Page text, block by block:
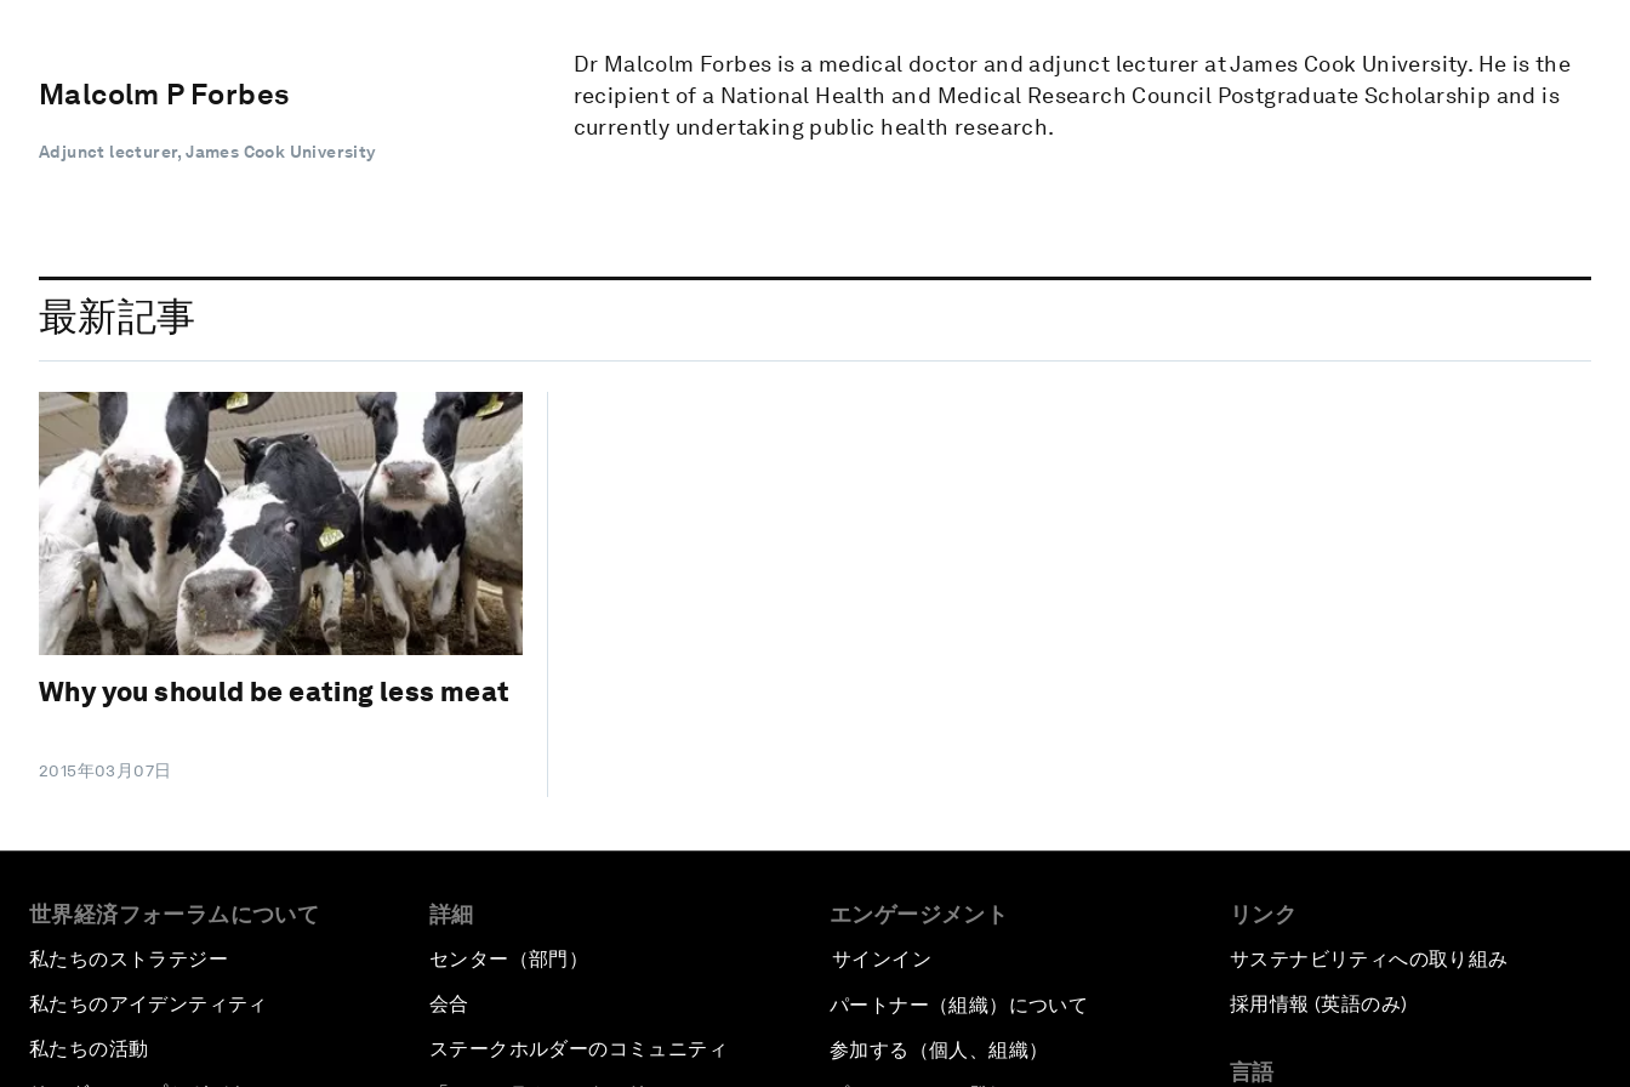
Malcolm P Forbes
Adjunct lecturer, James Cook University
Dr Malcolm Forbes is a medical doctor and adjunct lecturer at James Cook University. He is the
recipient of a National Health and Medical Research Council Postgraduate Scholarship and is
currently undertaking public health research.
最新記事
Why you should be eating less meat
2015年03月07日
世界経済フォーラムについて
私たちのストラテジー
私たちのアイデンティティ
私たちの活動
詳細
センター（部門）
会合
ステークホルダーのコミュニティ
エンゲージメント
サインイン
パートナー（組織）について
参加する（個人、組織）
リンク
サステナビリティへの取り組み
採用情報 (英語のみ)
言語